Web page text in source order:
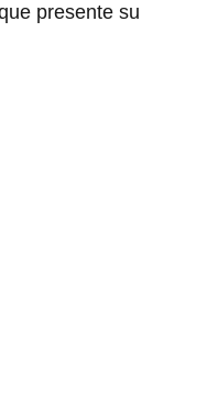
presente su